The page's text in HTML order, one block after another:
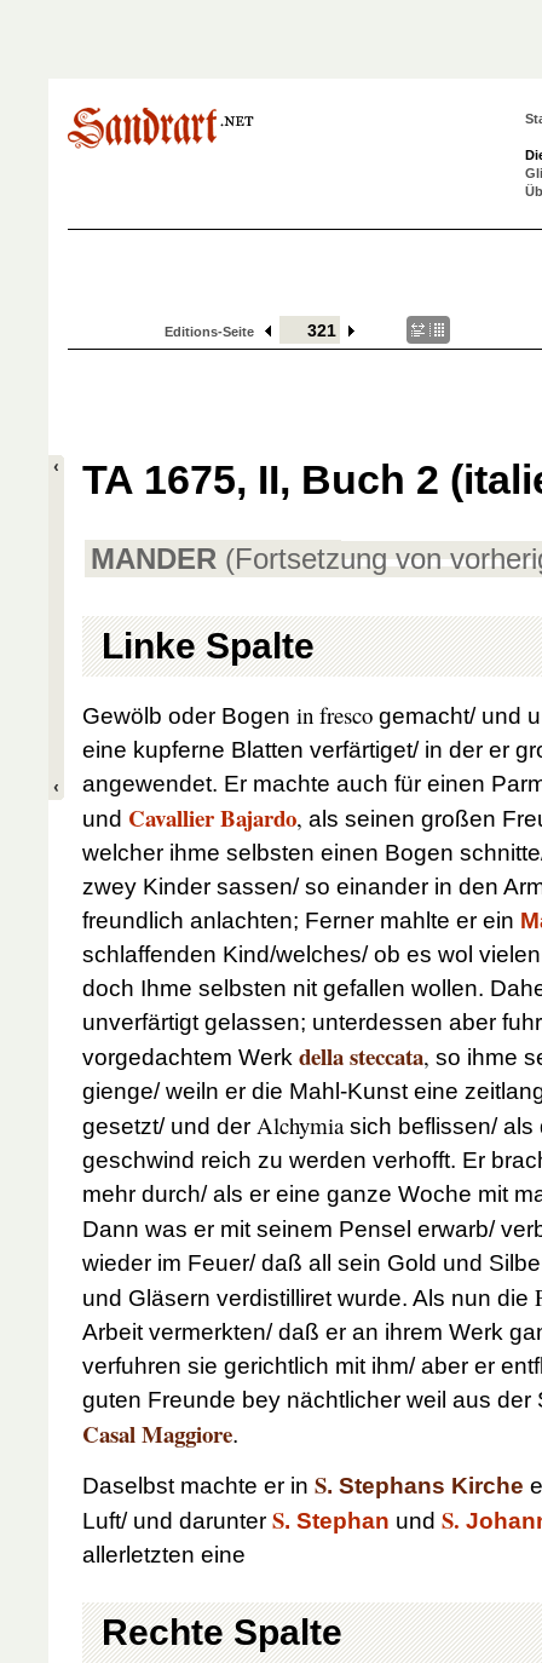
Editions-Seite
TA 1675, II, Buch 2
MANDER (Fortsetzung von
Linke Spalte
Gewölb oder Bogen in fresco gemacht/ und
eine kupferne Blatten verfärtiget/ in der er
angewendet. Er machte auch für einen
und Cavallier Bajardo, als seinen großen
welcher ihme selbsten einen Bogen
zwey Kinder sassen/ so einander in den
freundlich anlachten; Ferner mahlte er ein
schlaffenden Kind/welches/ ob es wol
doch Ihme selbsten nit gefallen wollen.
unverfärtigt gelassen; unterdessen aber
vorgedachtem Werk della steccata, so ihme
gienge/ weiln er die Mahl-Kunst eine
gesetzt/ und der Alchymiasich beflissen/ als
geschwind reich zu werden verhofft. Er
mehr durch/ als er eine ganze Woche mit
Dann was er mit seinem Pensel erwarb/
wieder im Feuer/ daß all sein Gold und
und Gläsern verdistilliret wurde. Als nun die
Arbeit vermerkten/ daß er an ihrem Werk
verfuhren sie gerichtlich mit ihm/ aber er
guten Freunde bey nächtlicher weil aus der
Casal Maggiore.
Daselbst machte er in S. Stephans Kirche
Luft/ und darunter S. Stephan und S.
allerletzten eine
Rechte Spalte